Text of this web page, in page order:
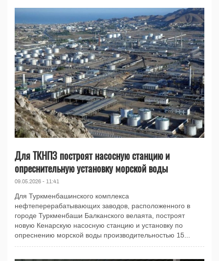
Для ТКНПЗ построят насосную станцию и
опреснительную установку морской воды
09.05.2026 - 11:41
Для Туркменбашинского комплекса
нефтеперерабатывающих заводов, расположенного в
городе Туркменбаши Балканского велаята, построят
новую Кенарскую насосную станцию и установку по
опреснению морской воды производительностью 15...